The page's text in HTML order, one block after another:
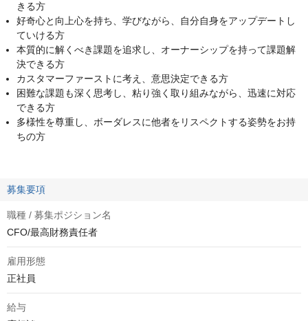
きる方
好奇心と向上心を持ち、学びながら、自分自身をアップデートし
ていける方
本質的に解くべき課題を追求し、オーナーシップを持って課題解
決できる方
カスタマーファーストに考え、意思決定できる方
困難な課題も深く思考し、粘り強く取り組みながら、迅速に対応
できる方
多様性を尊重し、ボーダレスに他者をリスペクトする姿勢をお持
ちの方
募集要項
職種 / 募集ポジション名
CFO/最高財務責任者
雇用形態
正社員
給与